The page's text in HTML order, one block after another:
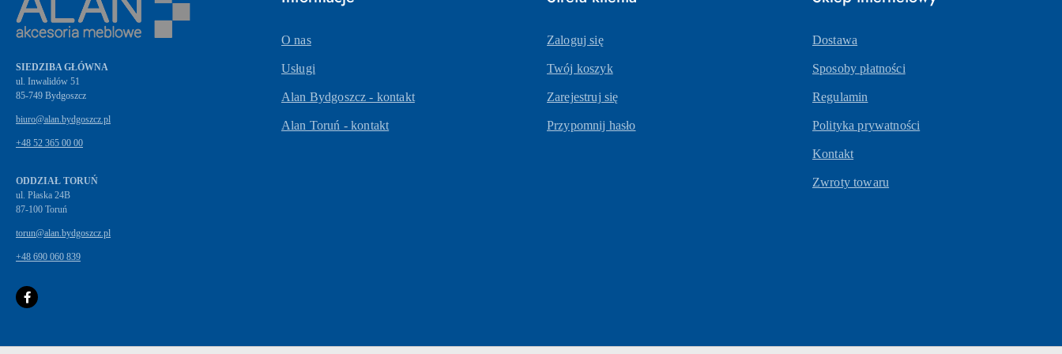
SIEDZIBA GŁÓWNA
ul. Inwalidów 51
biuro@alan.bydgoszcz.pl
+48 52 365 00 00
ODDZIAŁ TORUŃ
ul. Płaska 24B
87-100 Toruń
torun@alan.bydgoszcz.pl
+48 690 060 839
O nas
Usługi
Alan Bydgoszcz - kontakt
Alan Toruń - kontakt
Zaloguj się
Twój koszyk
Zarejestruj się
Przypomnij hasło
Dostawa
Sposoby płatności
Regulamin
Polityka prywatności
Kontakt
Zwroty towaru